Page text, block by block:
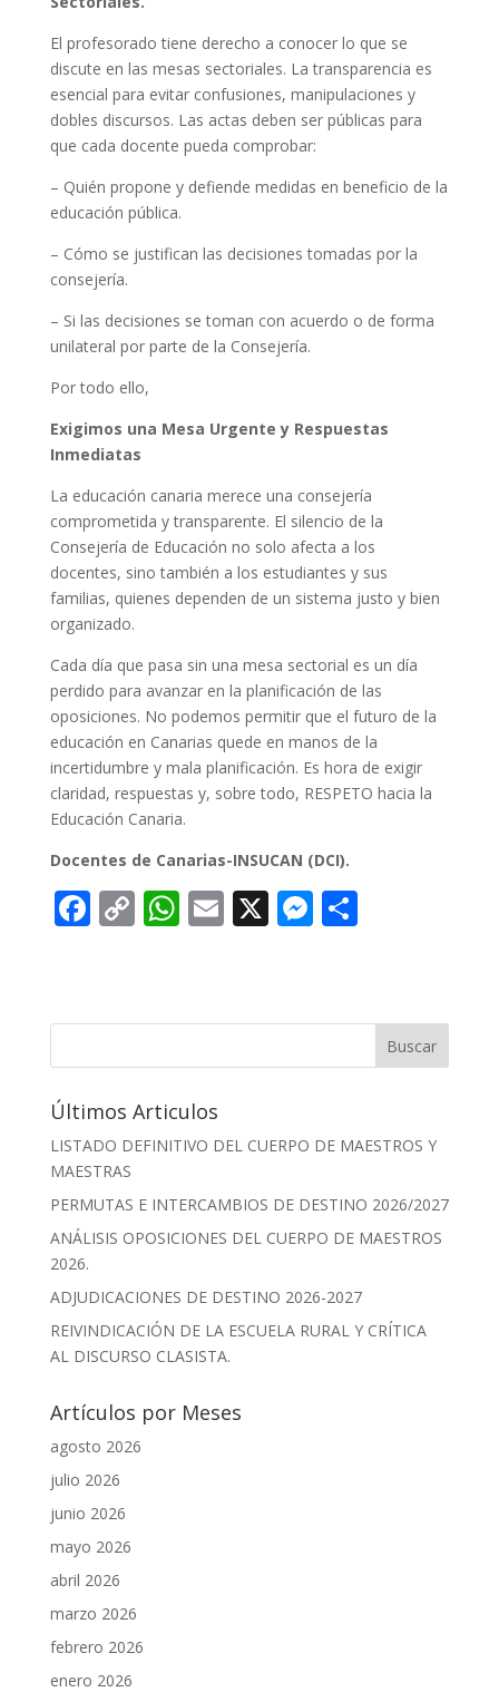
El profesorado tiene derecho a conocer lo que se
discute en las mesas sectoriales. La transparencia es
esencial para evitar confusiones, manipulaciones y
dobles discursos. Las actas deben ser públicas para
que cada docente pueda comprobar:
– Quién propone y defiende medidas en beneficio de la
educación pública.
– Cómo se justifican las decisiones tomadas por la
consejería.
– Si las decisiones se toman con acuerdo o de forma
unilateral por parte de la Consejería.
Por todo ello,
Exigimos una Mesa Urgente y Respuestas
Inmediatas
La educación canaria merece una consejería
comprometida y transparente. El silencio de la
Consejería de Educación no solo afecta a los
docentes, sino también a los estudiantes y sus
familias, quienes dependen de un sistema justo y bien
organizado.
Cada día que pasa sin una mesa sectorial es un día
perdido para avanzar en la planificación de las
oposiciones. No podemos permitir que el futuro de la
educación en Canarias quede en manos de la
incertidumbre y mala planificación. Es hora de exigir
claridad, respuestas y, sobre todo, RESPETO hacia la
Educación Canaria.
Docentes de Canarias-INSUCAN (DCI).
F
b
k
C
y
k
W
s
p
E
l
X M
e
C
p
arBuscar
Últimos Articulos
LISTADO DEFINITIVO DEL CUERPO DE MAESTROS Y
MAESTRAS
PERMUTAS E INTERCAMBIOS DE DESTINO 2026/2027
ANÁLISIS OPOSICIONES DEL CUERPO DE MAESTROS
2026.
ADJUDICACIONES DE DESTINO 2026-2027
REIVINDICACIÓN DE LA ESCUELA RURAL Y CRÍTICA
AL DISCURSO CLASISTA.
Artículos por Meses
agosto 2026
julio 2026
junio 2026
mayo 2026
abril 2026
marzo 2026
febrero 2026
enero 2026